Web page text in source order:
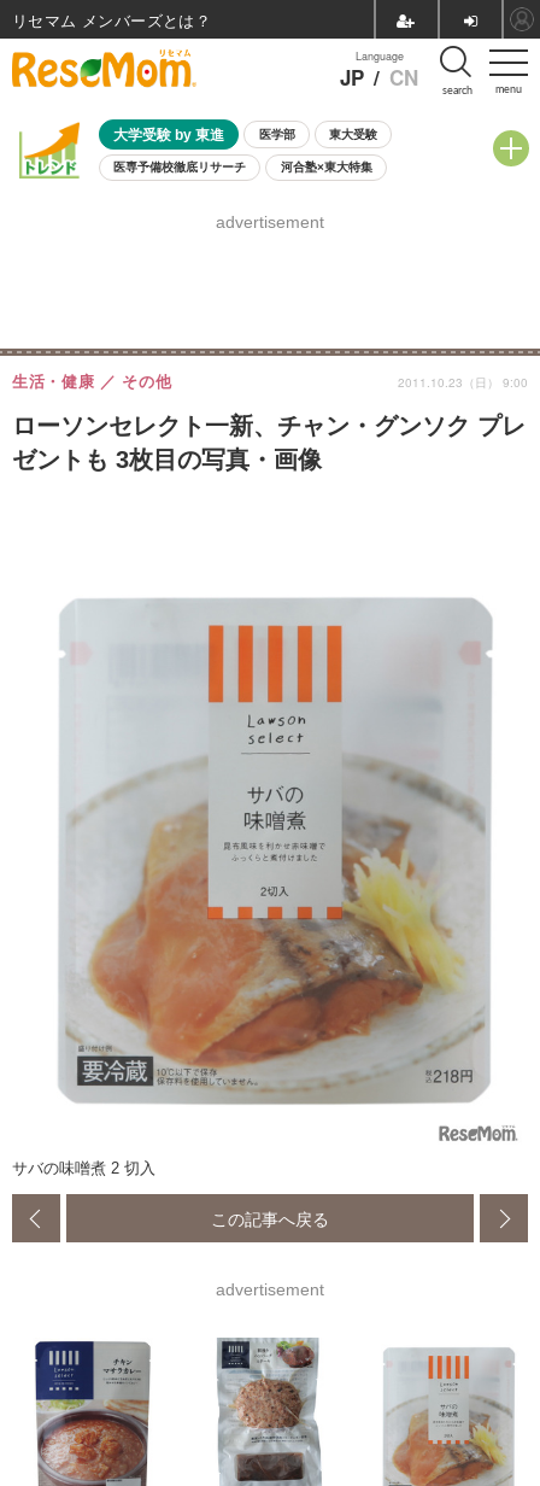
menu
Language
JP / CN search
大学受験 by 東進 医学部 東大受験
医専予備校徹底リサーチ 河合塾×東大特集
8月開催学校説明会・相談会
advertisement
ローソンセレクト一新、チャン・グンソク プレ
ゼントも 3枚目の写真・画像
生活・健康 その他 2011.10.23（日） 9:00
サバの味噌煮 2 切入
この記事へ戻る
advertisement
リセマム メンバーズ